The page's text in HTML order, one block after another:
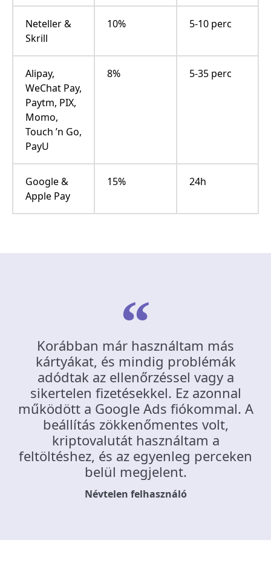
Neteller &
Skrill
10% 5-10 perc
Alipay,
WeChat Pay,
Paytm, PIX,
Momo,
Touch ’n Go,
PayU
8% 5-35 perc
Google &
Apple Pay
15% 24h
Korábban már használtam más
kártyákat, és mindig problémák
adódtak az ellenőrzéssel vagy a
sikertelen fizetésekkel. Ez azonnal
működött a Google Ads fiókommal. A
beállítás zökkenőmentes volt,
kriptovalutát használtam a
feltöltéshez, és az egyenleg perceken
belül megjelent.
Névtelen felhasználó